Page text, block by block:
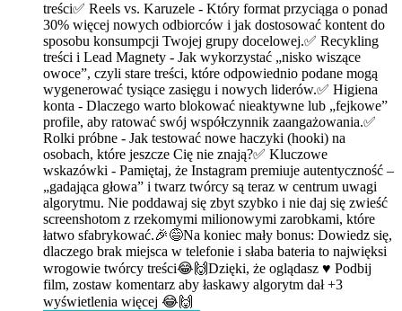
treści✅ Reels vs. Karuzele - Który format przyciąga o ponad
30% więcej nowych odbiorców i jak dostosować kontent do
sposobu konsumpcji Twojej grupy docelowej.✅ Recykling
treści i Lead Magnety - Jak wykorzystać „nisko wiszące
owoce”, czyli stare treści, które odpowiednio podane mogą
wygenerować tysiące zasięgu i nowych liderów.✅ Higiena
konta - Dlaczego warto blokować nieaktywne lub „fejkowe”
profile, aby ratować swój współczynnik zaangażowania.✅
Rolki próbne - Jak testować nowe haczyki (hooki) na
osobach, które jeszcze Cię nie znają?✅ Kluczowe
wskazówki - Pamiętaj, że Instagram premiuje autentyczność –
„gadająca głowa” i twarz twórcy są teraz w centrum uwagi
algorytmu. Nie poddawaj się zbyt szybko i nie daj się zwieść
screenshotom z rzekomymi milionowymi zarobkami, które
łatwo sfabrykować.🎉😅Na koniec mały bonus: Dowiedz się,
dlaczego brak miejsca w telefonie i słaba bateria to najwięksi
wrogowie twórcy treści😂🙌Dzięki, że oglądasz ♥️ Podbij
film, zostaw komentarz aby łaskawy algorytm dał +3
wyświetlenia więcej 😂🙌